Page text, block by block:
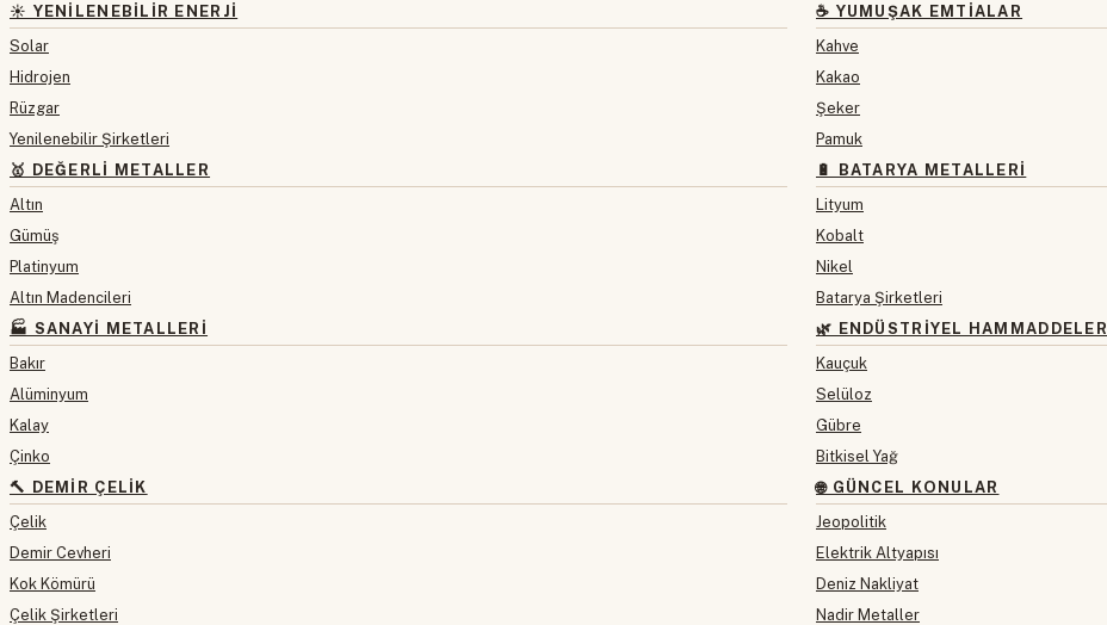
☀️ YENILENEBILIR ENERJI
Solar
Hidrojen
Rüzgar
Yenilenebilir Şirketleri
🥇 DEĞERLI METALLER
Altın
Gümüş
Platinyum
Altın Madencileri
🏭 SANAYI METALLERI
Bakır
Alüminyum
Kalay
Çinko
🔨 DEMIR ÇELIK
Çelik
Demir Cevheri
Kok Kömürü
Çelik Şirketleri
☕ YUMUŞAK EMTIALAR
Kahve
Kakao
Şeker
Pamuk
🔋 BATARYA METALLERI
Lityum
Kobalt
Nikel
Batarya Şirketleri
🌿 ENDÜSTRIYEL HAMMADDELER
Kauçuk
Selüloz
Gübre
Bitkisel Yağ
🌐 GÜNCEL KONULAR
Jeopolitik
Elektrik Altyapısı
Deniz Nakliyat
Nadir Metaller